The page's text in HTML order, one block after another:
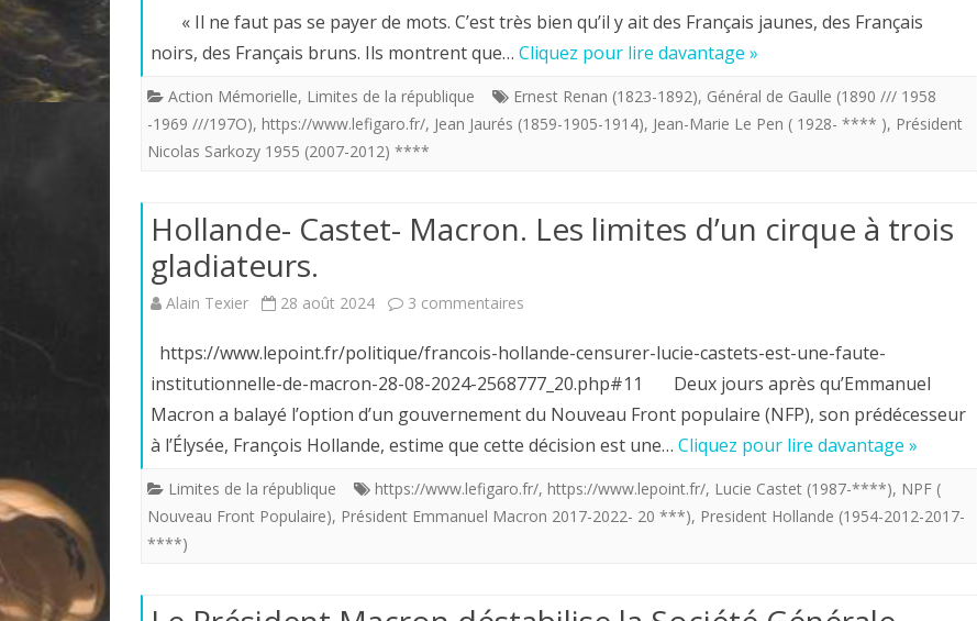
en
France
pour
y
ses
a
t’elle
eut
choix
De
Nous
tout
européen
de
de
« Il ne faut pas se payer de mots. C’est très bien qu’il y ait des Français jaunes, des Français
noirs, des Français bruns. Ils montrent que… Cliquez pour lire davantage »
Action Mémorielle, Limites de la république Ernest Renan (1823-1892), Général de Gaulle (1890 /// 1958
-1969 ///197O), https://www.lefigaro.fr/, Jean Jaurés (1859-1905-1914), Jean-Marie Le Pen ( 1928- **** ), Président
Nicolas Sarkozy 1955 (2007-2012) ****
Hollande- Castet- Macron. Les limites d’un cirque à trois
gladiateurs.
Alain Texier 28 août 2024 3 commentaires
Castet-
Macron.
Les
limites
https://www.lepoint.fr/politique/francois-hollande-censurer-lucie-castets-est-une-faute-
institutionnelle-de-macron-28-08-2024-2568777_20.php#11 Deux jours après qu’Emmanuel
Macron a balayé l’option d’un gouvernement du Nouveau Front populaire (NFP), son prédécesseur
à l’Élysée, François Hollande, estime que cette décision est une… Cliquez pour lire davantage »
Limites de la république https://www.lefigaro.fr/, https://www.lepoint.fr/, Lucie Castet (1987-****), NPF (
Nouveau Front Populaire), Président Emmanuel Macron 2017-2022- 20 ***), President Hollande (1954-2012-2017-
****)